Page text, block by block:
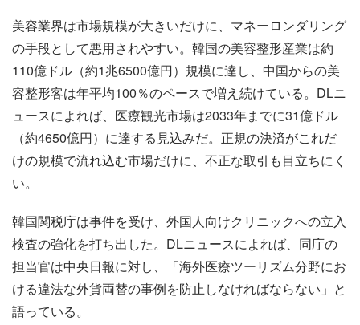
美容業界は市場規模が大きいだけに、マネーロンダリング
の手段として悪用されやすい。韓国の美容整形産業は約
110億ドル（約1兆6500億円）規模に達し、中国からの美
容整形客は年平均100％のペースで増え続けている。DLニ
ュースによれば、医療観光市場は2033年までに31億ドル
（約4650億円）に達する見込みだ。正規の決済がこれだ
けの規模で流れ込む市場だけに、不正な取引も目立ちにく
い。
韓国関税庁は事件を受け、外国人向けクリニックへの立入
検査の強化を打ち出した。DLニュースによれば、同庁の
担当官は中央日報に対し、「海外医療ツーリズム分野にお
ける違法な外貨両替の事例を防止しなければならない」と
語っている。